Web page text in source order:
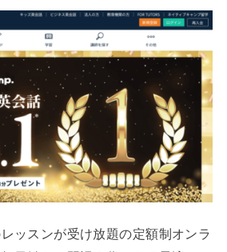
ッスンが受け放題の定額制オンラ